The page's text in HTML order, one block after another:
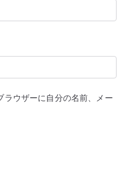
ラウザーに自分の名前、メー